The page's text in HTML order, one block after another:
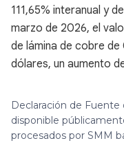
111,65% interanual y
marzo de 2026, el
de lámina de cobre de
dólares, un aumento
Declaración de
disponible
procesados por SMM